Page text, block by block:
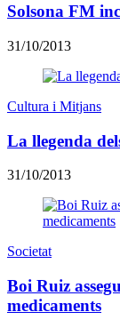
Solsona FM
31/10/2013
Cultura i Mitjans
La llegenda
31/10/2013
Societat
Boi Ruiz
medicaments